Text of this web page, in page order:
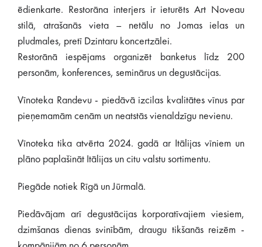
ēdienkarte. Restorāna interjers ir ieturēts Art Noveau
stilā, atrašanās vieta – netālu no Jomas ielas un
pludmales, pretī Dzintaru koncertzālei.
Restorānā iespējams organizēt banketus līdz 200
personām, konferences, seminārus un degustācijas.
Vīnoteka Randevu - piedāvā izcilas kvalitātes vīnus par
pieņemamām cenām un neatstās vienaldzīgu nevienu.
Vīnoteka tika atvērta 2024. gadā ar Itālijas vīniem un
plāno paplašināt Itālijas un citu valstu sortimentu.
Piegāde notiek Rīgā un Jūrmalā.
Piedāvājam arī degustācijas korporatīvajiem viesiem,
dzimšanas dienas svinībām, draugu tikšanās reizēm -